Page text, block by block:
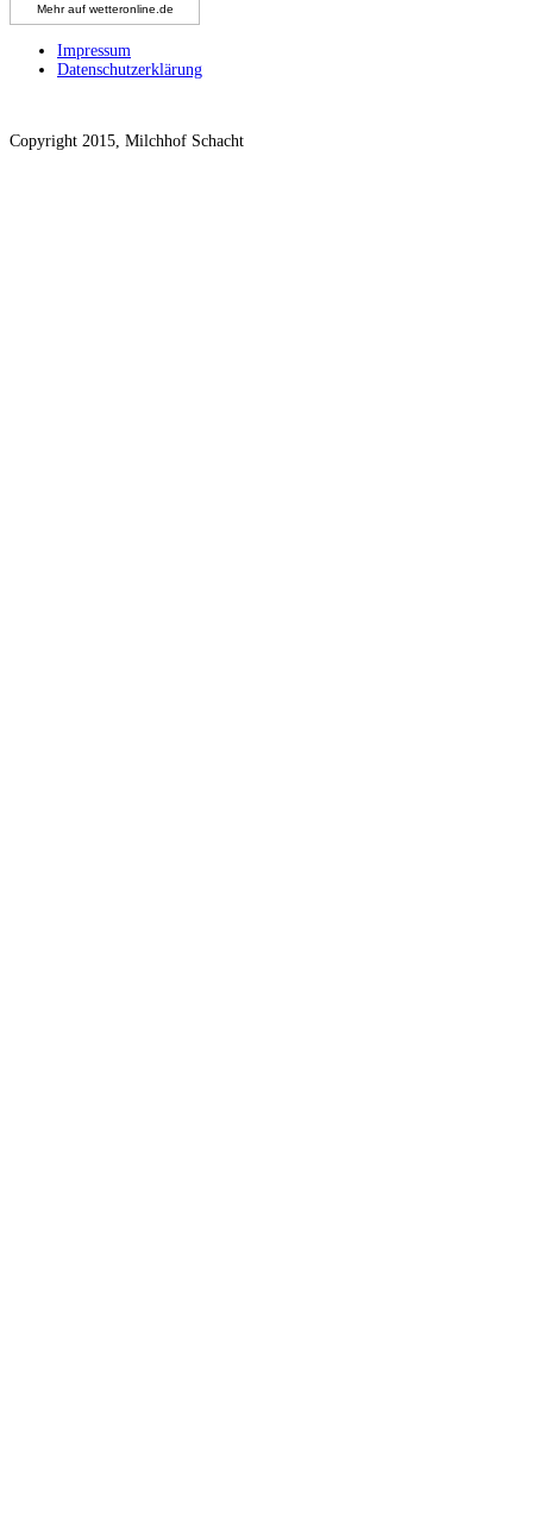
Mehr auf wetteronline.de
Impressum
Datenschutzerklärung
Copyright 2015, Milchhof Schacht